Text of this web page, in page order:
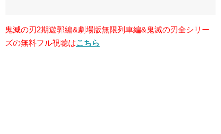
鬼滅の刃2期遊郭編&劇場版無限列車編&鬼滅の刃全シリー
ズの無料フル視聴はこちら